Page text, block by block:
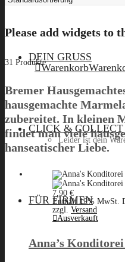
DEIN GRUSS
CLICK & COLLECT
FÜR FIRMEN
Warenkorb
Leider ist dein
Please add widgets to
31 Produkte
Bremer
hausgemachte
zubereitet. In kleinen
findet man viele
hanseatischer Liebe.
7,90 €
Enthält 19% MwSt.
zzgl. Versand
Ausverkauft
Anna’s